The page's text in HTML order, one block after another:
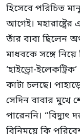
হিসেবে পরিচিত
আগেই।
তাঁর বাবা ছিলেন
মাধবকে সঙ্গে
‘হাইড্রো-
কাটা চলছে।
সেদিন বাবার মুখে
পারেননি। “বিদ্যুৎ
বিনিময়ে কি